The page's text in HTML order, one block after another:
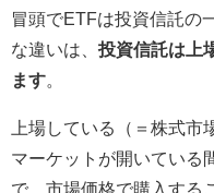
冒頭でETFは投資信託の
な違いは、 投資信託は上
ます。
上場している（＝株式市
マーケットが開いている
で、市場価格で購入する